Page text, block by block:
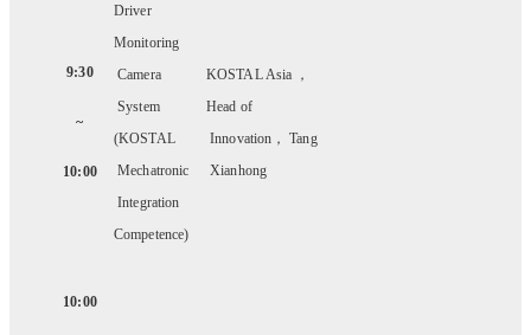
9:30
~
10:00
Driver
Monitoring
Camera
System
(KOSTAL
Mechatronic
Integration
Competence)
KOSTAL Asia ，
Head of
Innovation， Tang
Xianhong
10:00